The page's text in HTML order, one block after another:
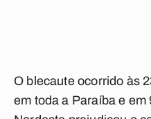
O blecaute ocorrido às
em toda a Paraíba e